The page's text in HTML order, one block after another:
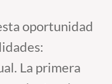
oportunidad
La primera